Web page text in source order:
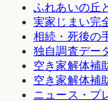
ふれあいの丘
実家じまい完
相続・死後の
独自調査デー
空き家解体補
空き家解体補
ニュース・プ